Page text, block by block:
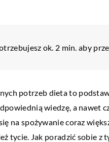
ok. 2 min. aby
potrzeb dieta to
wiedzę, a nawet
na spożywanie coraz
tycie. Jak poradzić sobie z